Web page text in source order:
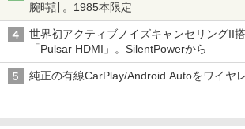
腕時計。1985本限定
世界初アクティブノイズキャンセリングII
「Pulsar HDMI」。SilentPowerから
純正の有線CarPlay/Android Autoをワイヤ